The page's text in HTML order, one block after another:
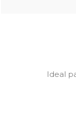
Ideal